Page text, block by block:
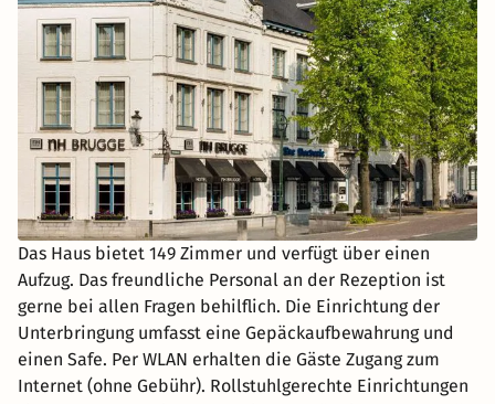
Das Haus bietet 149 Zimmer und verfügt über einen
Aufzug. Das freundliche Personal an der Rezeption ist
gerne bei allen Fragen behilflich. Die Einrichtung der
Unterbringung umfasst eine Gepäckaufbewahrung und
einen Safe. Per WLAN erhalten die Gäste Zugang zum
Internet (ohne Gebühr). Rollstuhlgerechte Einrichtungen